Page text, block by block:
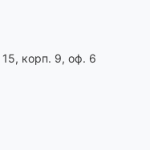
15, корп. 9, оф. 6